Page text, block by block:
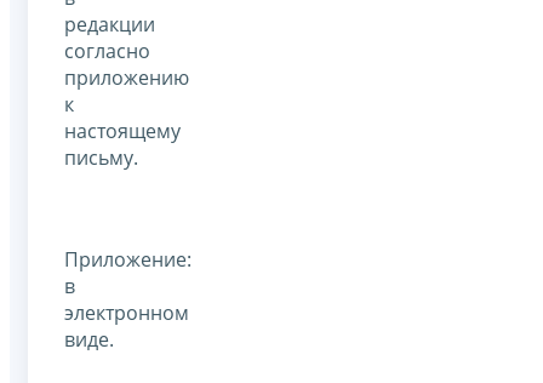
редакции
согласно
приложению
к
настоящему
письму.
Приложение:
в
электронном
виде.